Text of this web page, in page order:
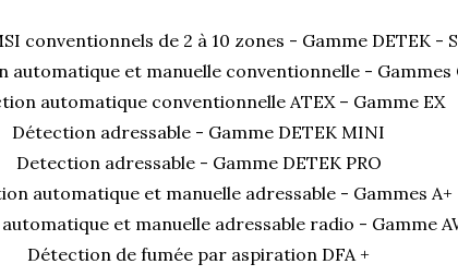
conventionnels de 2 à 10 zones - Gamme DETEK -
automatique et manuelle conventionnelle - Gammes
automatique conventionnelle ATEX – Gamme EX
Détection adressable - Gamme DETEK MINI
Detection adressable - Gamme DETEK PRO
automatique et manuelle adressable - Gammes A+
et manuelle adressable radio - Gamme
Détection de fumée par aspiration DFA +